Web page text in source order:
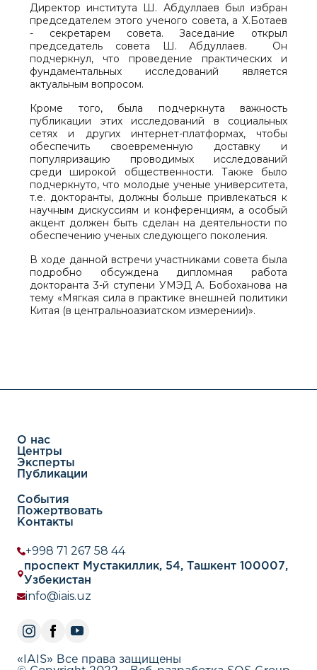
Директор института Ш. Абдуллаев был избран
председателем этого ученого совета, а Х.Ботаев
- секретарем совета. Заседание открыл
председатель совета Ш. Абдуллаев. Он
подчеркнул, что проведение практических и
фундаментальных исследований является
актуальным вопросом.
Кроме того, была подчеркнута важность
публикации этих исследований в социальных
сетях и других интернет-платформах, чтобы
обеспечить своевременную доставку и
популяризацию проводимых исследований
среди широкой общественности. Также было
подчеркнуто, что молодые ученые университета,
т.е. докторанты, должны больше привлекаться к
научным дискуссиям и конференциям, а особый
акцент должен быть сделан на деятельности по
обеспечению ученых следующего поколения.
В ходе данной встречи участниками совета была
подробно обсуждена дипломная работа
докторанта 3-й ступени УМЭД А. Бобоханова на
тему «Мягкая сила в практике внешней политики
Китая (в центральноазиатском измерении)».
О нас
Центры
Эксперты
Публикации
События
Пожертвовать
Контакты
+998 71 267 58 44
проспект Мустакиллик, 54, Ташкент 100007,
Узбекистан
info@iais.uz
«IAIS» Все права защищены